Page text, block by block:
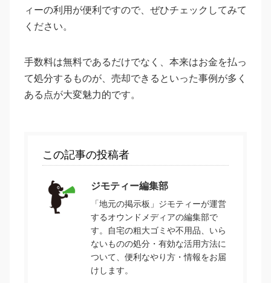
ィーの利用が便利ですので、ぜひチェックしてみて
ください。
手数料は無料であるだけでなく、本来はお金を払っ
て処分するものが、売却できるといった事例が多く
ある点が大変魅力的です。
この記事の投稿者
ジモティー編集部
「地元の掲示板」ジモティーが運営
するオウンドメディアの編集部で
す。自宅の粗大ゴミや不用品、いら
ないものの処分・有効な活用方法に
ついて、便利なやり方・情報をお届
けします。